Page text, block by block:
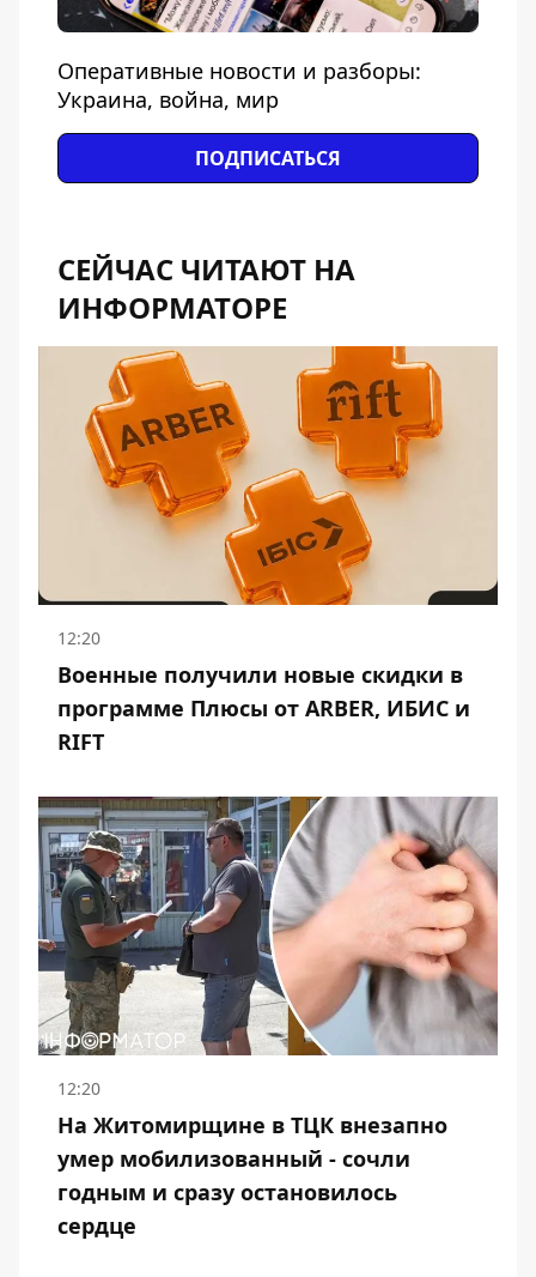
Оперативные новости и разборы:
Украина, война, мир
ПОДПИСАТЬСЯ
СЕЙЧАС ЧИТАЮТ НА
ИНФОРМАТОРЕ
12:20
Военные получили новые скидки в
программе Плюсы от ARBER, ИБИС и
RIFT
12:20
На Житомирщине в ТЦК внезапно
умер мобилизованный - сочли
годным и сразу остановилось
сердце